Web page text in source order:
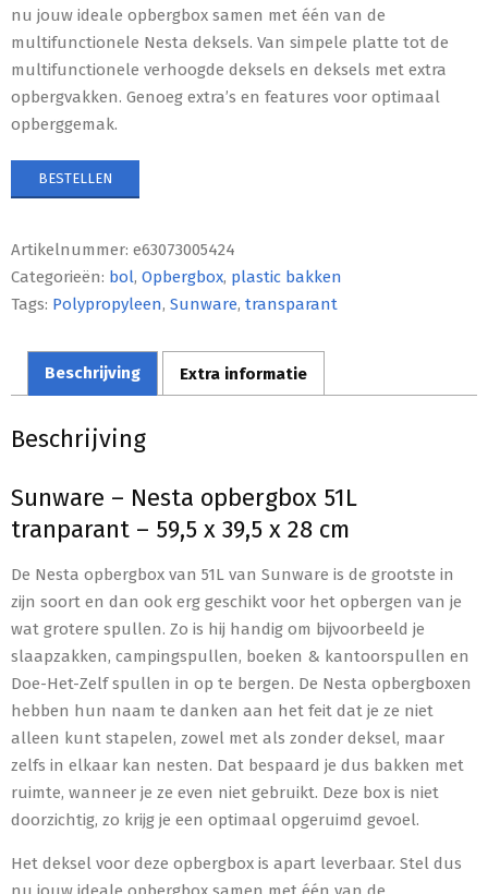
nu jouw ideale opbergbox samen met één van de
multifunctionele Nesta deksels. Van simpele platte tot de
multifunctionele verhoogde deksels en deksels met extra
opbergvakken. Genoeg extra’s en features voor optimaal
opberggemak.
BESTELLEN
Artikelnummer: e63073005424
Categorieën: bol, Opbergbox, plastic bakken
Tags: Polypropyleen, Sunware, transparant
Beschrijving Extra informatie
Beschrijving
Sunware – Nesta opbergbox 51L
tranparant – 59,5 x 39,5 x 28 cm
De Nesta opbergbox van 51L van Sunware is de grootste in
zijn soort en dan ook erg geschikt voor het opbergen van je
wat grotere spullen. Zo is hij handig om bijvoorbeeld je
slaapzakken, campingspullen, boeken & kantoorspullen en
Doe-Het-Zelf spullen in op te bergen. De Nesta opbergboxen
hebben hun naam te danken aan het feit dat je ze niet
alleen kunt stapelen, zowel met als zonder deksel, maar
zelfs in elkaar kan nesten. Dat bespaard je dus bakken met
ruimte, wanneer je ze even niet gebruikt. Deze box is niet
doorzichtig, zo krijg je een optimaal opgeruimd gevoel.
Het deksel voor deze opbergbox is apart leverbaar. Stel dus